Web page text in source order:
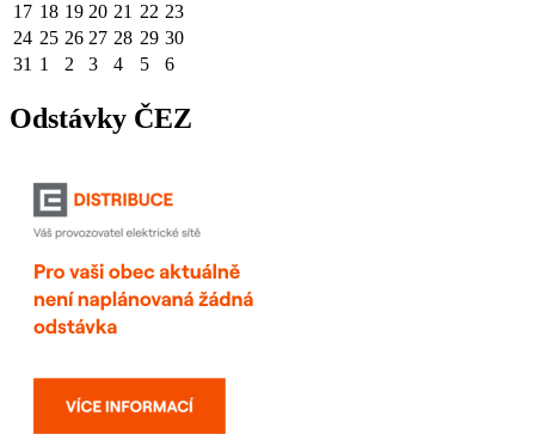
17 18 19 20 21 22 23
24 25 26 27 28 29 30
31 1 2 3 4 5 6
Odstávky ČEZ